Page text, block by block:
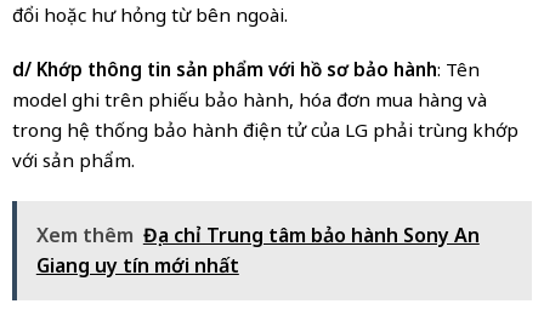
đổi hoặc hư hỏng từ bên ngoài.
d/ Khớp thông tin sản phẩm với hồ sơ bảo hành: Tên
model ghi trên phiếu bảo hành, hóa đơn mua hàng và
trong hệ thống bảo hành điện tử của LG phải trùng khớp
với sản phẩm.
Xem thêm Địa chỉ Trung tâm bảo hành Sony An
Giang uy tín mới nhất